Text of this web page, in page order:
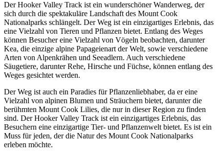
Der Hooker Valley Track ist ein wunderschöner Wanderweg, der
sich durch die spektakuläre Landschaft des Mount Cook
Nationalparks schlängelt. Der Weg ist ein einzigartiges Erlebnis, das
eine Vielzahl von Tieren und Pflanzen bietet. Entlang des Weges
können Besucher eine Vielzahl von Vögeln beobachten, darunter
Kea, die einzige alpine Papageienart der Welt, sowie verschiedene
Arten von Alpenkrähen und Seeadlern. Auch verschiedene
Säugetiere, darunter Rehe, Hirsche und Füchse, können entlang des
Weges gesichtet werden.
Der Weg ist auch ein Paradies für Pflanzenliebhaber, da er eine
Vielzahl von alpinen Blumen und Sträuchern bietet, darunter die
berühmten Mount Cook Lilies, die nur in dieser Region zu finden
sind. Der Hooker Valley Track ist ein einzigartiges Erlebnis, das
Besuchern eine einzigartige Tier- und Pflanzenwelt bietet. Es ist ein
Muss für jeden, der die Natur des Mount Cook Nationalparks
erleben möchte.